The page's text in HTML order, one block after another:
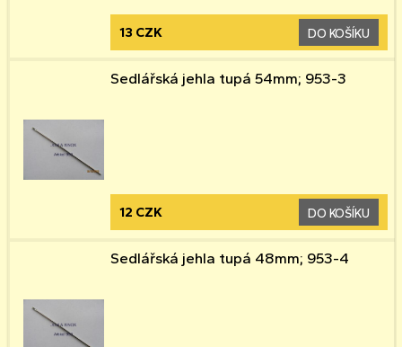
13 CZK DO KOŠÍKU
Sedlářská jehla tupá 54mm; 953-3
12 CZK DO KOŠÍKU
Sedlářská jehla tupá 48mm; 953-4